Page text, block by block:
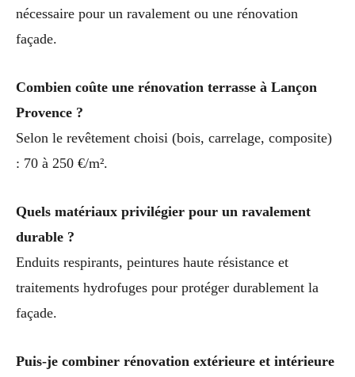
nécessaire pour un ravalement ou une rénovation
façade.
Combien coûte une rénovation terrasse à Lançon
Provence ?
Selon le revêtement choisi (bois, carrelage, composite)
: 70 à 250 €/m².
Quels matériaux privilégier pour un ravalement
durable ?
Enduits respirants, peintures haute résistance et
traitements hydrofuges pour protéger durablement la
façade.
Puis-je combiner rénovation extérieure et intérieure